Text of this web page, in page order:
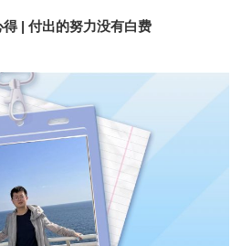
| 付出的努力没有白费